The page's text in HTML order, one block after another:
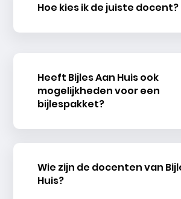
Hoe kies ik de juiste docent?
Heeft Bijles Aan Huis ook
mogelijkheden voor een
bijlespakket?
Wie zijn de docenten van
Huis?